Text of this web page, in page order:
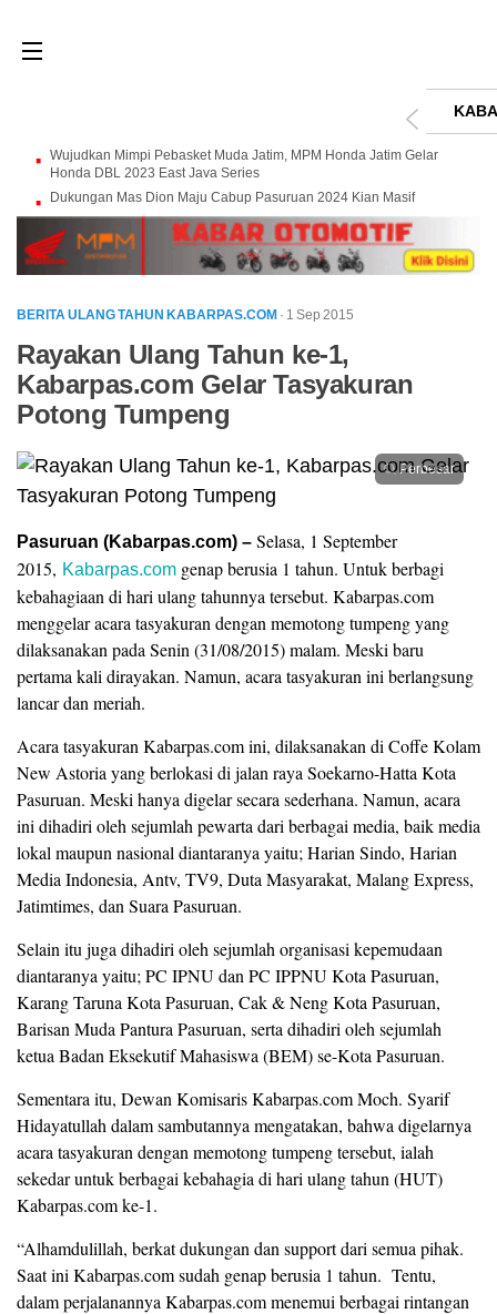
Wujudkan Mimpi Pebasket Muda Jatim, MPM Honda Jatim Gelar
Honda DBL 2023 East Java Series
Dukungan Mas Dion Maju Cabup Pasuruan 2024 Kian Masif
BERITA ULANG TAHUN KABARPAS.COM · 1 Sep 2015
Rayakan Ulang Tahun ke-1,
Kabarpas.com Gelar Tasyakuran
Potong Tumpeng
Perbesar
Pasuruan (Kabarpas.com) – Selasa, 1 September
2015, Kabarpas.com genap berusia 1 tahun. Untuk berbagi
kebahagiaan di hari ulang tahunnya tersebut. Kabarpas.com
menggelar acara tasyakuran dengan memotong tumpeng yang
dilaksanakan pada Senin (31/08/2015) malam. Meski baru
pertama kali dirayakan. Namun, acara tasyakuran ini berlangsung
lancar dan meriah.
Acara tasyakuran Kabarpas.com ini, dilaksanakan di Coffe Kolam
New Astoria yang berlokasi di jalan raya Soekarno-Hatta Kota
Pasuruan. Meski hanya digelar secara sederhana. Namun, acara
ini dihadiri oleh sejumlah pewarta dari berbagai media, baik media
lokal maupun nasional diantaranya yaitu; Harian Sindo, Harian
Media Indonesia, Antv, TV9, Duta Masyarakat, Malang Express,
Jatimtimes, dan Suara Pasuruan.
Selain itu juga dihadiri oleh sejumlah organisasi kepemudaan
diantaranya yaitu; PC IPNU dan PC IPPNU Kota Pasuruan,
Karang Taruna Kota Pasuruan, Cak & Neng Kota Pasuruan,
Barisan Muda Pantura Pasuruan, serta dihadiri oleh sejumlah
ketua Badan Eksekutif Mahasiswa (BEM) se-Kota Pasuruan.
Sementara itu, Dewan Komisaris Kabarpas.com Moch. Syarif
Hidayatullah dalam sambutannya mengatakan, bahwa digelarnya
acara tasyakuran dengan memotong tumpeng tersebut, ialah
sekedar untuk berbagai kebahagia di hari ulang tahun (HUT)
Kabarpas.com ke-1.
“Alhamdulillah, berkat dukungan dan support dari semua pihak.
Saat ini Kabarpas.com sudah genap berusia 1 tahun. Tentu,
dalam perjalanannya Kabarpas.com menemui berbagai rintangan